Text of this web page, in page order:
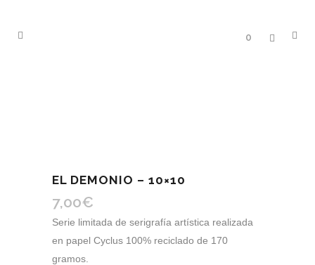
0
EL DEMONIO – 10×10
7,00€
Serie limitada de serigrafía artística realizada
en papel Cyclus 100% reciclado de 170
gramos.